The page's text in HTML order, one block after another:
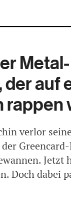
Metal-
auf
rappen
verlor
Jetzt
Doch dabei